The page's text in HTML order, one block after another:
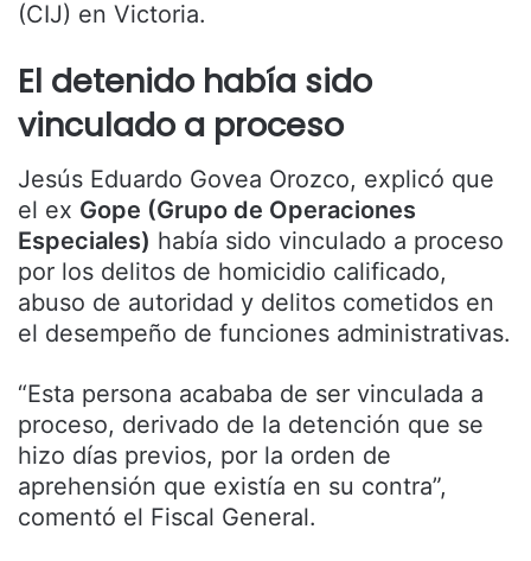
(CIJ) en Victoria.
El detenido había sido
vinculado a proceso
Jesús Eduardo Govea Orozco, explicó que
el ex Gope (Grupo de Operaciones
Especiales) había sido vinculado a proceso
por los delitos de homicidio calificado,
abuso de autoridad y delitos cometidos en
el desempeño de funciones administrativas.
“Esta persona acababa de ser vinculada a
proceso, derivado de la detención que se
hizo días previos, por la orden de
aprehensión que existía en su contra”,
comentó el Fiscal General.